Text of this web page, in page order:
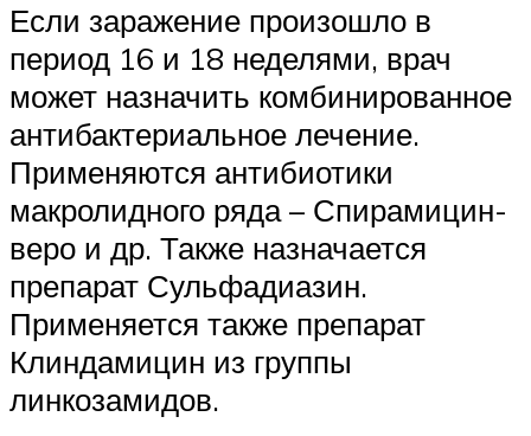
Если заражение произошло в
период 16 и 18 неделями, врач
может назначить комбинированное
антибактериальное лечение.
Применяются антибиотики
макролидного ряда – Спирамицин-
веро и др. Также назначается
препарат Сульфадиазин.
Применяется также препарат
Клиндамицин из группы
линкозамидов.